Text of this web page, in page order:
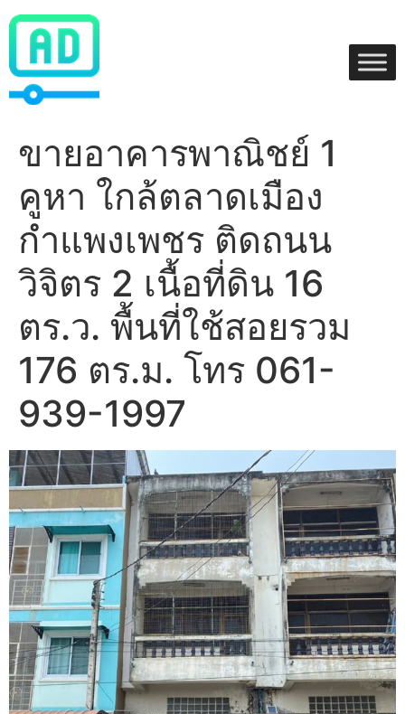
Skip
content
ขายอาคารพาณิชย์ 1
คูหา ใกล้ตลาดเมือง
กำแพงเพชร ติดถนน
วิจิตร 2 เนื้อที่ดิน 16
ตร.ว. พื้นที่ใช้สอยรวม
176 ตร.ม. โทร 061-
939-1997